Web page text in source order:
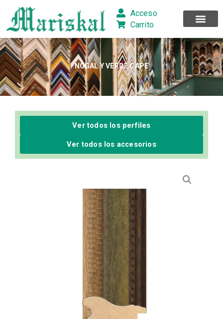
contenido
Acceso
Carrito
NOGAL Y VERDE CAPE
Ver todos los perfiles
Ver todos los accesorios